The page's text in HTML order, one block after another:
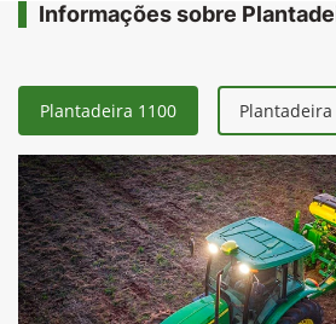
Informações sobre
Plantadeira 1100 Plantadeira